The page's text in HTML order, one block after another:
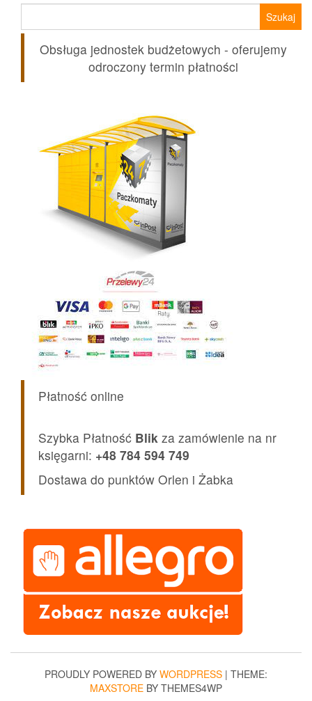
Obsługa jednostek budżetowych - oferujemy
odroczony termin płatności
Płatność online
Szybka Płatność Blik za zamówienie na nr
księgarni: +48 784 594 749
Dostawa do punktów Orlen i Żabka
PROUDLY POWERED BY WORDPRESS | THEME:
MAXSTORE BY THEMES4WP